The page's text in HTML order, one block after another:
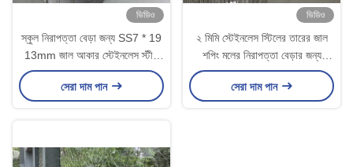
ভিডিও
স্কুল নিরাপত্তা বেড়া জন্য SS7 * 19
13mm জাল আকার স্টেইনলেস স্টীল
দড়ি জাল
সেরা দাম পান
ভিডিও
২ মিমি স্টেইনলেস স্টিলের তারের জাল
শপিং মলের নিরাপত্তা বেড়ার জন্য
৪০মিমি
সেরা দাম পান